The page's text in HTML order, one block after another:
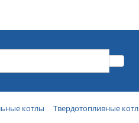
котлы
Твердотопливные